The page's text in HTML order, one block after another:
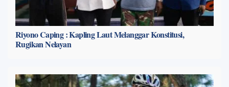
Riyono Caping : Kapling Laut Melanggar Konstitusi,
Rugikan Nelayan